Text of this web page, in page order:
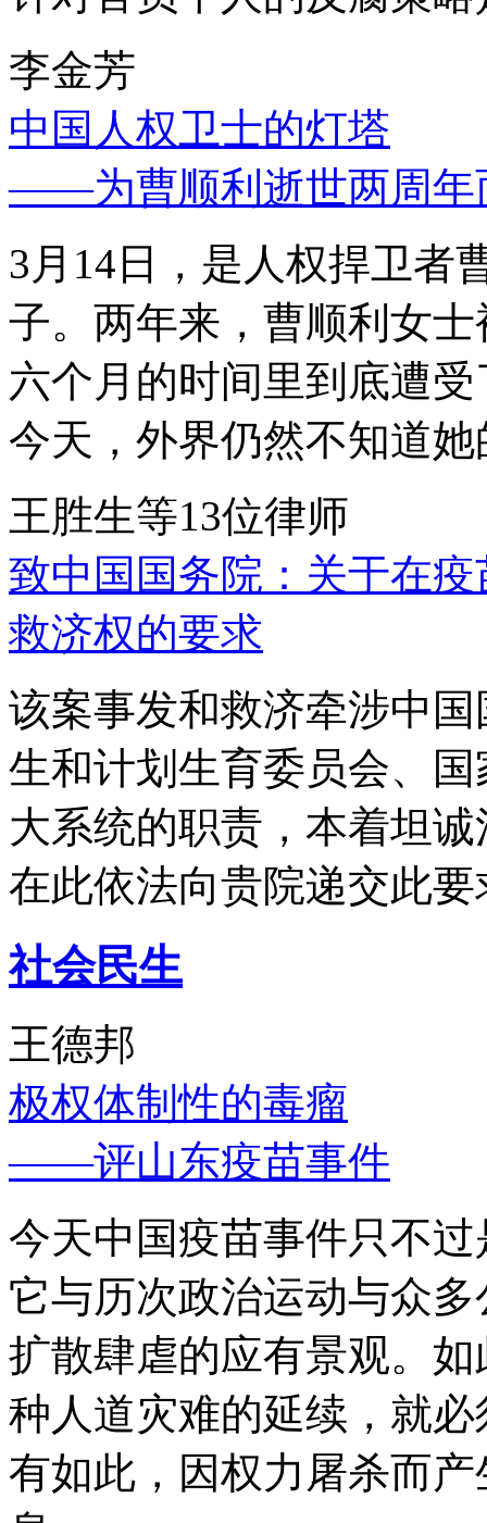
李金芳
中国人权卫士的灯塔
——为曹顺利逝世两周年
3月14日，是人权捍卫者
子。两年来，曹顺利女
六个月的时间里到底遭
今天，外界仍然不知道
王胜生等13位律师
致中国国务院：关于在
救济权的要求
该案事发和救济牵涉中
生和计划生育委员会、
大系统的职责，本着坦
在此依法向贵院递交此要
社会民生
王德邦
极权体制性的毒瘤
——评山东疫苗事件
今天中国疫苗事件只不
它与历次政治运动与众
扩散肆虐的应有景观。
种人道灾难的延续，就
有如此，因权力屠杀而